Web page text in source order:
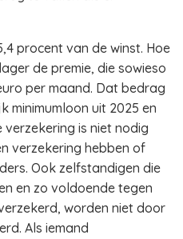
procent van de winst. Hoe
de premie, die sowieso
per maand. Dat bedrag
minimumloon uit 2025 en
is niet nodig
verzekering hebben of
Ook zelfstandigen die
en zo voldoende tegen
worden niet door
Als iemand